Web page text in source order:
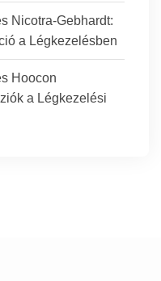
Nicotra-Gebhardt:
a Légkezelésben
Hoocon
a Légkezelési